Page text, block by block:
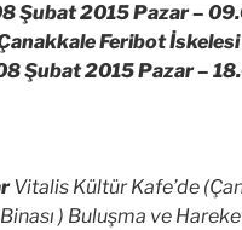
Şubat 2015 Pazar –
Feribot İskelesi
Şubat 2015 Pazar –
Vitalis Kültür Kafe’de
) Buluşma ve